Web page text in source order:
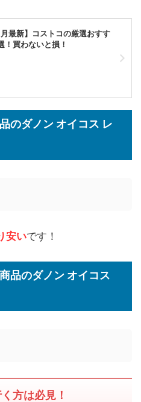
最新】コストコの厳選おすす
！買わないと損！
のダノン オイコス レ
安いです！
品のダノン オイコス
方は必見！